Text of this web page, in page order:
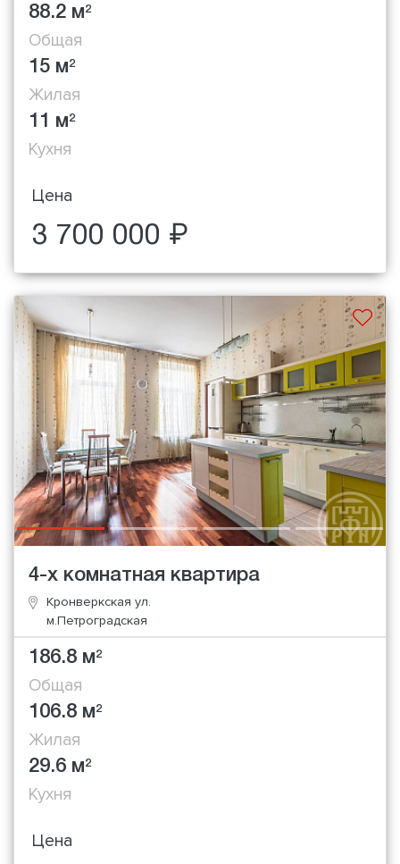
88.2 м2
Общая
15 м2
Жилая
11 м2
Кухня
Цена
3 700 000 ₽
4-х комнатная квартира
Кронверкская ул.
м.Петроградская
186.8 м2
Общая
106.8 м2
Жилая
29.6 м2
Кухня
Цена